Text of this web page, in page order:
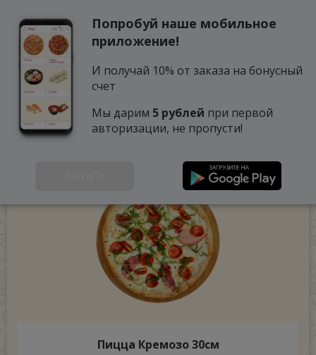
Пицца Кремозо 30см
Попробуй наше мобильное
приложение!
И получай 10% от заказа на бонусный
счет
Мы дарим 5 рублей при первой
авторизации, не пропусти!